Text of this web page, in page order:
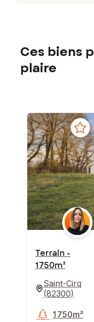
Ces biens
plaire
Terrain -
1 750m²
Saint-Cirq
(82300)
1 750m²